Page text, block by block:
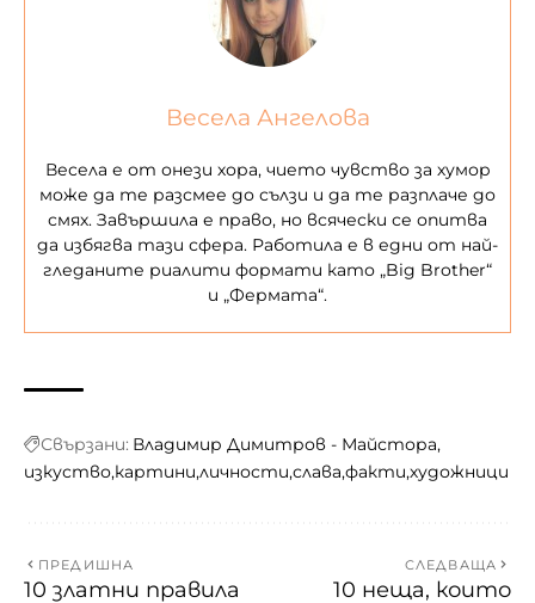
Весела Ангелова
Весела е от онези хора, чието чувство за хумор
може да те разсмее до сълзи и да те разплаче до
смях. Завършила е право, но всячески се опитва
да избягва тази сфера. Работила е в едни от най-
гледаните риалити формати като „Big Brother“
и „Фермата“.
Свързани: Владимир Димитров - Майстора
изкуство картини личности слава факти художници
ПРЕДИШНА
10 златни правила
СЛЕДВАЩА
10 неща, които